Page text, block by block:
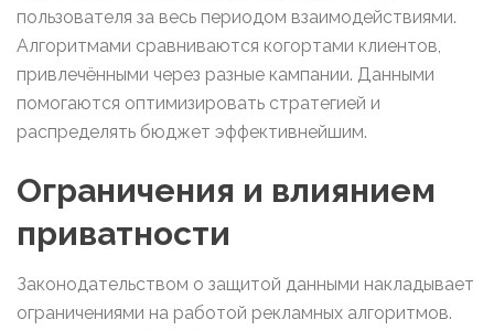
пользователя за весь периодом взаимодействиями.
Алгоритмами сравниваются когортами клиентов,
привлечёнными через разные кампании. Данными
помогаются оптимизировать стратегией и
распределять бюджет эффективнейшим.
Ограничения и влиянием
приватности
Законодательством о защитой данными накладывает
ограничениями на работой рекламных алгоритмов.